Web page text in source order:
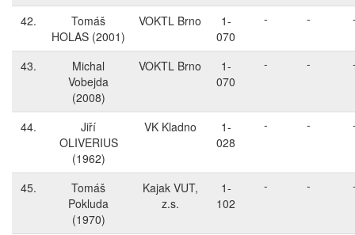
42.
Tomáš
HOLAS (2001)
VOKTL Brno
1-
070
- -
43.
Michal
Vobejda
(2008)
VOKTL Brno
1-
070
- -
44.
Jiří
OLIVERIUS
(1962)
VK Kladno
1-
028
- -
45.
Tomáš
Pokluda
(1970)
Kajak VUT,
z.s.
1-
102
- -